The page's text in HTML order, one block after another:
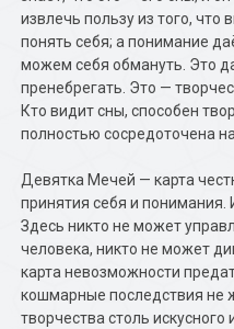
извлечь пользу из того,
понять себя; а понимание
можем себя обмануть. Это
пренебрегать. Это —
Кто видит сны, способен
полностью сосредоточена
Девятка Мечей — карта
принятия себя и понимания.
Здесь никто не может
человека, никто не может
карта невозможности
кошмарные последствия не
творчества столь искусного